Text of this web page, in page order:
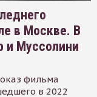
в Москве. В
и Муссолини
фильма
в 2022